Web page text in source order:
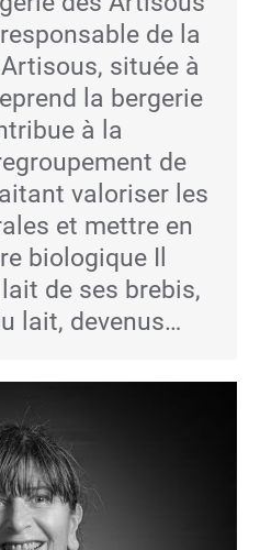
de la
située à
la bergerie
à la
de
valoriser les
et mettre en
biologique Il
de ses brebis,
lait, devenus…